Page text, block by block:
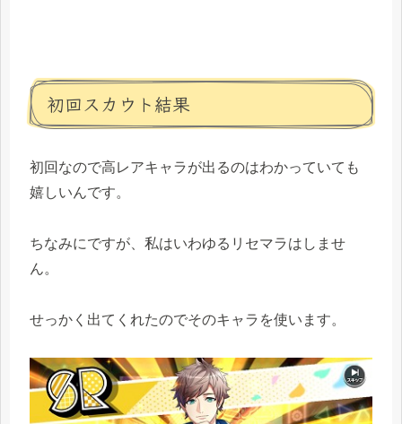
初回スカウト結果
初回なので高レアキャラが出るのはわかっていても
嬉しいんです。
ちなみにですが、私はいわゆるリセマラはしませ
ん。
せっかく出てくれたのでそのキャラを使います。